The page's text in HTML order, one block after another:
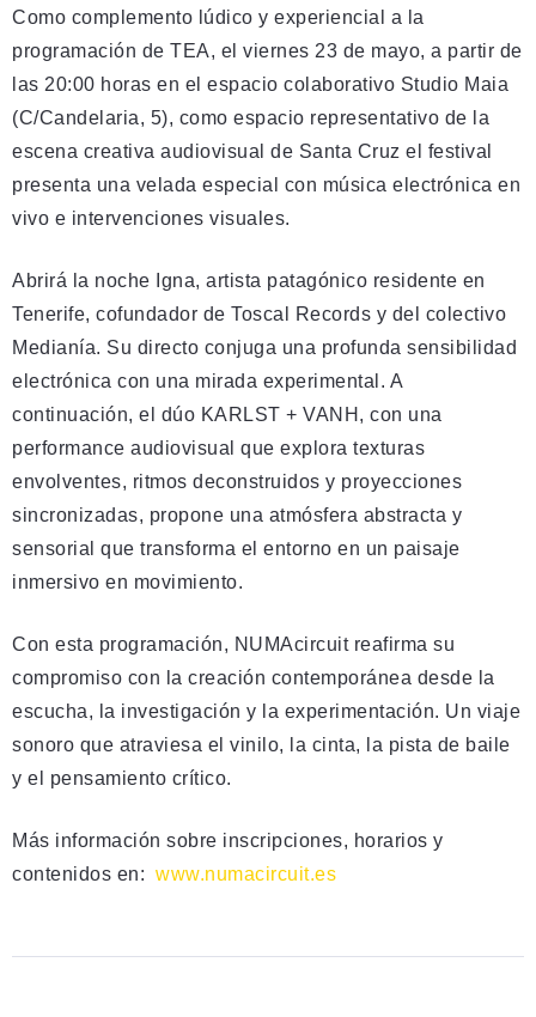
Como complemento lúdico y experiencial a la
programación de TEA, el viernes 23 de mayo, a partir de
las 20:00 horas en el espacio colaborativo Studio Maia
(C/Candelaria, 5), como espacio representativo de la
escena creativa audiovisual de Santa Cruz el festival
presenta una velada especial con música electrónica en
vivo e intervenciones visuales.
Abrirá la noche Igna, artista patagónico residente en
Tenerife, cofundador de Toscal Records y del colectivo
Medianía. Su directo conjuga una profunda sensibilidad
electrónica con una mirada experimental. A
continuación, el dúo KARLST + VANH, con una
performance audiovisual que explora texturas
envolventes, ritmos deconstruidos y proyecciones
sincronizadas, propone una atmósfera abstracta y
sensorial que transforma el entorno en un paisaje
inmersivo en movimiento.
Con esta programación, NUMAcircuit reafirma su
compromiso con la creación contemporánea desde la
escucha, la investigación y la experimentación. Un viaje
sonoro que atraviesa el vinilo, la cinta, la pista de baile
y el pensamiento crítico.
Más información sobre inscripciones, horarios y
contenidos en: www.numacircuit.es